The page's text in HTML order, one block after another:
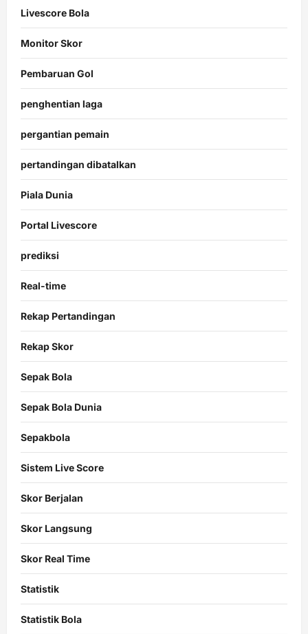
Livescore Bola
Monitor Skor
Pembaruan Gol
penghentian laga
pergantian pemain
pertandingan dibatalkan
Piala Dunia
Portal Livescore
prediksi
Real-time
Rekap Pertandingan
Rekap Skor
Sepak Bola
Sepak Bola Dunia
Sepakbola
Sistem Live Score
Skor Berjalan
Skor Langsung
Skor Real Time
Statistik
Statistik Bola